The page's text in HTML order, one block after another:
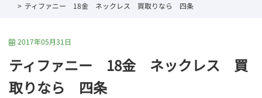
ティファニー 18金 ネックレス 買取りなら 四条
2017年05月31日
ティファニー 18金 ネックレス 買
取りなら 四条